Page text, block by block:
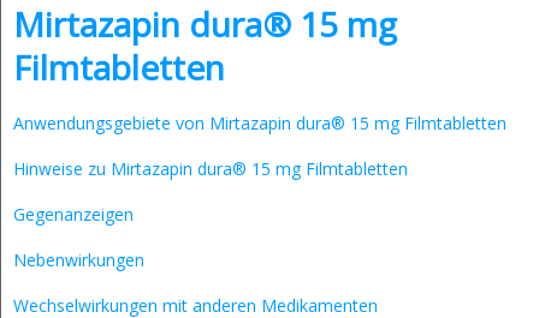
Mirtazapin dura® 15 mg
Filmtabletten
Anwendungsgebiete von Mirtazapin dura® 15 mg Filmtabletten
Hinweise zu Mirtazapin dura® 15 mg Filmtabletten
Gegenanzeigen
Nebenwirkungen
Wechselwirkungen mit anderen Medikamenten